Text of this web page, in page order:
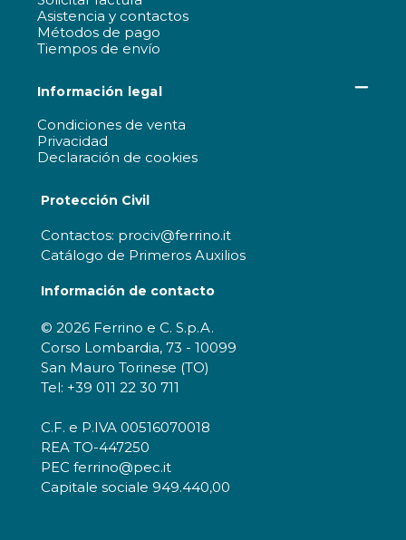
Asistencia y contactos
Métodos de pago
Tiempos de envío
Información legal
Condiciones de venta
Privacidad
Declaración de cookies
Protección Civil
Contactos: prociv@ferrino.it
Catálogo de Primeros Auxilios
Información de contacto
© 2026 Ferrino e C. S.p.A.
Corso Lombardia, 73 - 10099
San Mauro Torinese (TO)
Tel: +39 011 22 30 711
C.F. e P.IVA 00516070018
REA TO-447250
PEC ferrino@pec.it
Capitale sociale 949.440,00